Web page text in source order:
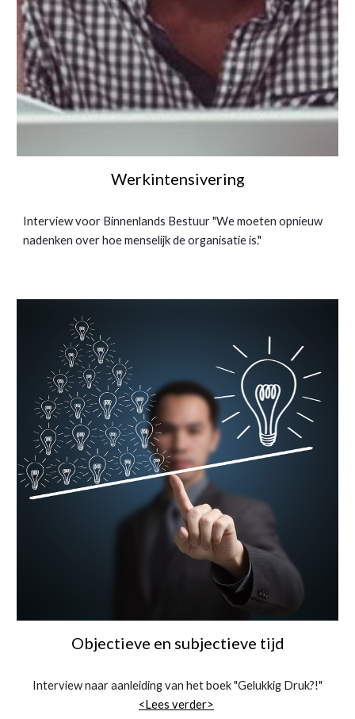
Werkintensivering
Interview voor Binnenlands Bestuur "We moeten opnieuw
nadenken over hoe menselijk de organisatie is."
Objectieve en subjectieve tijd
Interview naar aanleiding van het boek "Gelukkig Druk?!"
<Lees verder>